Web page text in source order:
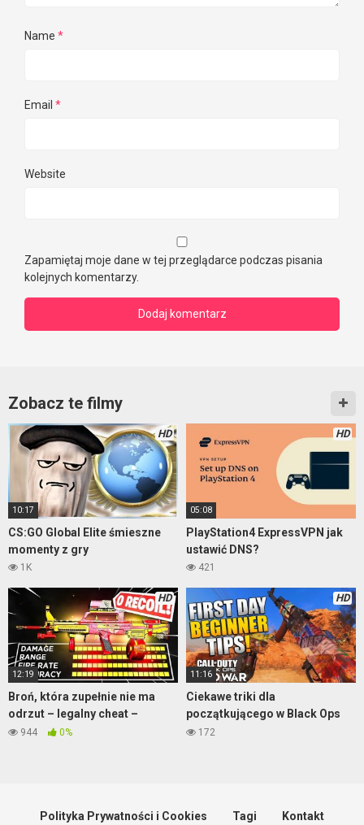
Name *
Email *
Website
Zapamiętaj moje dane w tej przeglądarce podczas pisania
kolejnych komentarzy.
Zobacz te filmy
HD
10:17
CS:GO Global Elite śmieszne
momenty z gry
1K
HD
05:08
PlayStation4 ExpressVPN jak
ustawić DNS?
421
HD
12:19
Broń, która zupełnie nie ma
odrzut – legalny cheat –
Warzone
944 0%
HD
11:16
Ciekawe triki dla
początkującego w Black Ops
Cold War
172
Polityka Prywatności i Cookies Tagi Kontakt